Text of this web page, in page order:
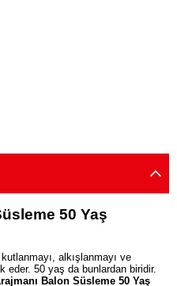
50 Yaş
alkışlanmayı ve
eder. 50 yaş da bunlardan biridir.
Balon Süsleme 50 Yaş